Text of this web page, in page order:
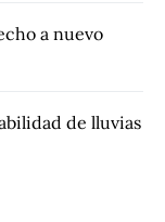
a nuevo
de lluvias